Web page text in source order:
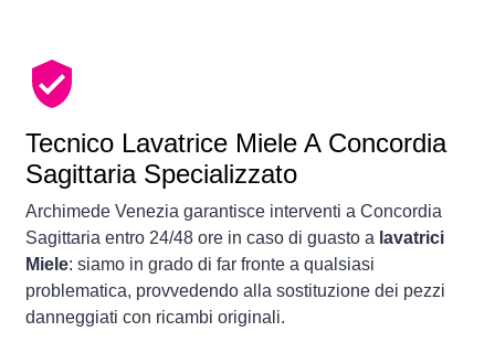
Tecnico Lavatrice Miele A Concordia
Sagittaria Specializzato
Archimede Venezia garantisce interventi a Concordia
Sagittaria entro 24/48 ore in caso di guasto a lavatrici
Miele: siamo in grado di far fronte a qualsiasi
problematica, provvedendo alla sostituzione dei pezzi
danneggiati con ricambi originali.